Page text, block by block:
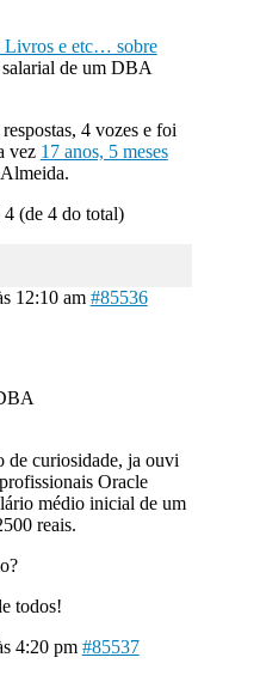
Livros e etc… sobre
de um DBA
4 vozes e foi
vez 17 anos, 5 meses
(de 4 do total)
12:10 am #85536
de curiosidade, ja ouvi
Oracle
médio inicial de um
reais.
todos!
4:20 pm #85537